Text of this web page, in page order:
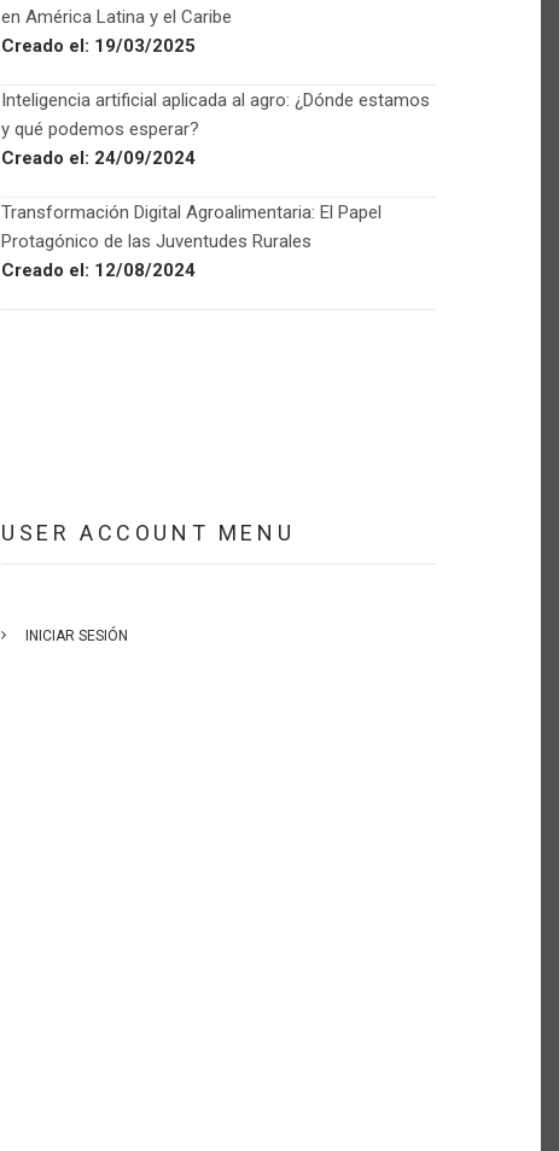
en América Latina y el Caribe
Creado el: 19/03/2025
Inteligencia artificial aplicada al agro: ¿Dónde estamos
y qué podemos esperar?
Creado el: 24/09/2024
Transformación Digital Agroalimentaria: El Papel
Protagónico de las Juventudes Rurales
Creado el: 12/08/2024
USER ACCOUNT MENU
INICIAR SESIÓN